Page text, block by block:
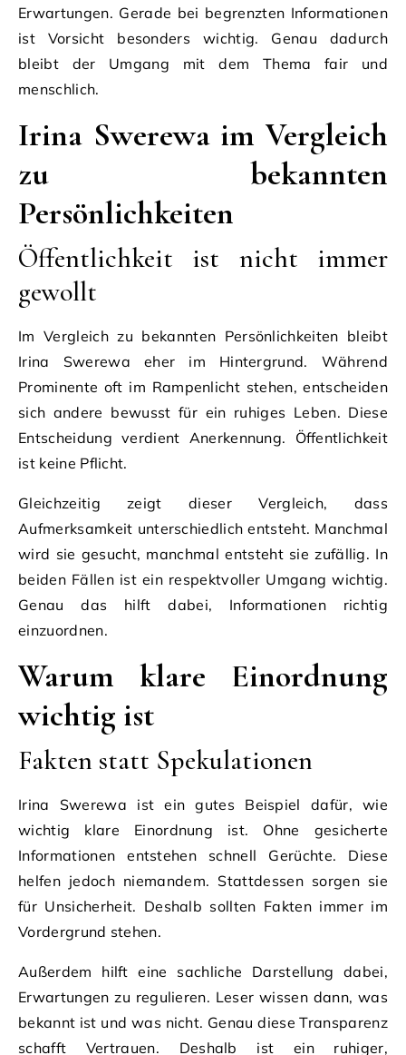
Erwartungen. Gerade bei begrenzten Informationen
ist Vorsicht besonders wichtig. Genau dadurch
bleibt der Umgang mit dem Thema fair und
menschlich.
Irina Swerewa im Vergleich
zu bekannten
Persönlichkeiten
Öffentlichkeit ist nicht immer
gewollt
Im Vergleich zu bekannten Persönlichkeiten bleibt
Irina Swerewa eher im Hintergrund. Während
Prominente oft im Rampenlicht stehen, entscheiden
sich andere bewusst für ein ruhiges Leben. Diese
Entscheidung verdient Anerkennung. Öffentlichkeit
ist keine Pflicht.
Gleichzeitig zeigt dieser Vergleich, dass
Aufmerksamkeit unterschiedlich entsteht. Manchmal
wird sie gesucht, manchmal entsteht sie zufällig. In
beiden Fällen ist ein respektvoller Umgang wichtig.
Genau das hilft dabei, Informationen richtig
einzuordnen.
Warum klare Einordnung
wichtig ist
Fakten statt Spekulationen
Irina Swerewa ist ein gutes Beispiel dafür, wie
wichtig klare Einordnung ist. Ohne gesicherte
Informationen entstehen schnell Gerüchte. Diese
helfen jedoch niemandem. Stattdessen sorgen sie
für Unsicherheit. Deshalb sollten Fakten immer im
Vordergrund stehen.
Außerdem hilft eine sachliche Darstellung dabei,
Erwartungen zu regulieren. Leser wissen dann, was
bekannt ist und was nicht. Genau diese Transparenz
schafft Vertrauen. Deshalb ist ein ruhiger,